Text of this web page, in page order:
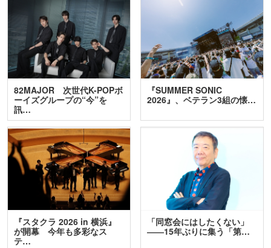
82MAJOR 次世代K-POPボ
ーイズグループの“今”を
訊…
『SUMMER SONIC
2026』、ベテラン3組の懐…
『スタクラ 2026 in 横浜』
が開幕 今年も多彩なス
テ…
「同窓会にはしたくない」
――15年ぶりに集う「第…